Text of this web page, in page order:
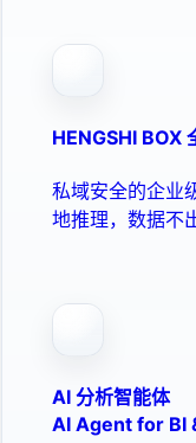
HENGSHI BOX
私域安全的企业
地推理，数据不
AI 分析智能体
AI Agent for BI